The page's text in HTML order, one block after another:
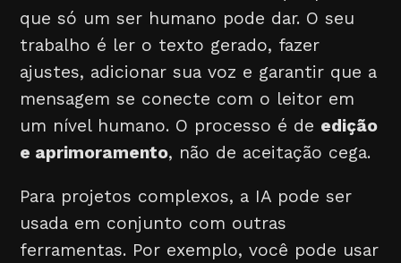
que só um ser humano pode dar. O seu
trabalho é ler o texto gerado, fazer
ajustes, adicionar sua voz e garantir que a
mensagem se conecte com o leitor em
um nível humano. O processo é de edição
e aprimoramento, não de aceitação cega.
Para projetos complexos, a IA pode ser
usada em conjunto com outras
ferramentas. Por exemplo, você pode usar